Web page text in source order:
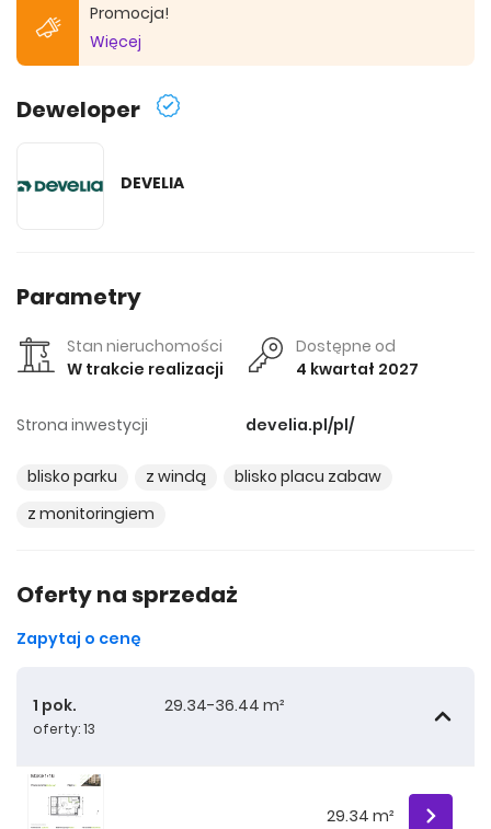
Promocja!
Więcej
Deweloper
DEVELIA
Parametry
Stan nieruchomości
W trakcie realizacji
Dostępne od
4 kwartał 2027
Strona inwestycji develia.pl/pl/
blisko parku z windą
blisko placu zabaw
z monitoringiem
Oferty na sprzedaż
Zapytaj o cenę
1 pok.
oferty: 13
29.34-36.44 m²
29.34 m²